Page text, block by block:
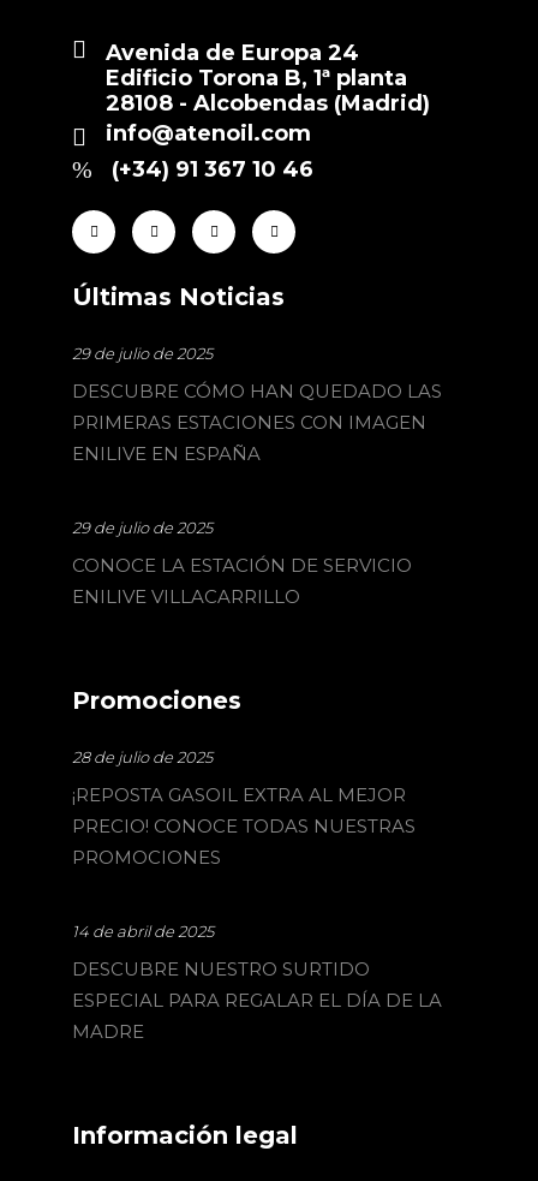
Avenida de Europa 24
Edificio Torona B, 1ª planta
28108 - Alcobendas (Madrid)
info@atenoil.com
(+34) 91 367 10 46
Últimas Noticias
29 de julio de 2025
DESCUBRE CÓMO HAN QUEDADO LAS
PRIMERAS ESTACIONES CON IMAGEN
ENILIVE EN ESPAÑA
29 de julio de 2025
CONOCE LA ESTACIÓN DE SERVICIO
ENILIVE VILLACARRILLO
Promociones
28 de julio de 2025
¡REPOSTA GASOIL EXTRA AL MEJOR
PRECIO! CONOCE TODAS NUESTRAS
PROMOCIONES
14 de abril de 2025
DESCUBRE NUESTRO SURTIDO
ESPECIAL PARA REGALAR EL DÍA DE LA
MADRE
Información legal